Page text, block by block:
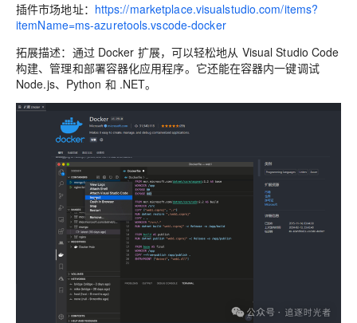
插件市场地址： https://marketplace.visualstudio.com/items?
itemName=ms-azuretools.vscode-docker
拓展描述：通过 Docker 扩展，可以轻松地从 Visual Studio Code
构建、管理和部署容器化应用程序。它还能在容器内一键调试
Node.js、Python 和 .NET。